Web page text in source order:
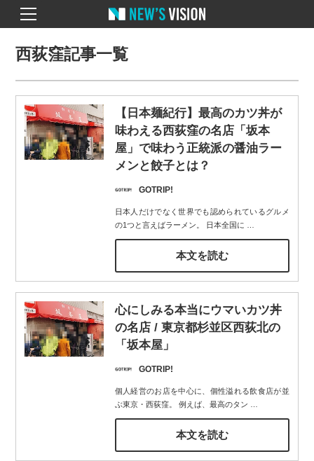
西荻窪記事一覧
【日本麺紀行】最高のカツ丼が
味わえる西荻窪の名店「坂本
屋」で味わう正統派の醤油ラー
メンと餃子とは？
GOTRIP!
日本人だけでなく世界でも認められているグルメ
の1つと言えばラーメン。 日本全国に
本文を読む
心にしみる本当にウマいカツ丼
の名店 / 東京都杉並区西荻北の
「坂本屋」
GOTRIP!
個人経営のお店を中心に、個性溢れる飲食店が並
ぶ東京・西荻窪。 例えば、最高のタン
本文を読む